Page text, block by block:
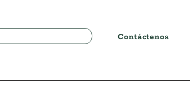
Contáctenos